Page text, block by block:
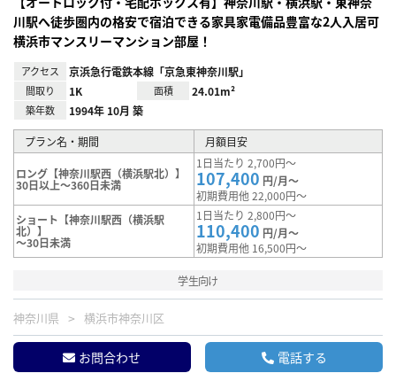
川駅へ徒歩圏内の格安で宿泊できる家具家電備品豊富な2人入居可
横浜市マンスリーマンション部屋！
アクセス 京浜急行電鉄本線「京急東神奈川駅」
間取り 1K 面積 24.01m²
築年数 1994年 10月 築
プラン名・期間 月額目安
ロング【神奈川駅西（横浜駅北）】
30日以上～360日未満
1日当たり 2,700円～
107,400 円/月～
初期費用他 22,000円～
ショート【神奈川駅西（横浜駅
北）】
～30日未満
1日当たり 2,800円～
110,400 円/月～
初期費用他 16,500円～
学生向け
神奈川県 横浜市神奈川区
お問合わせ 電話する